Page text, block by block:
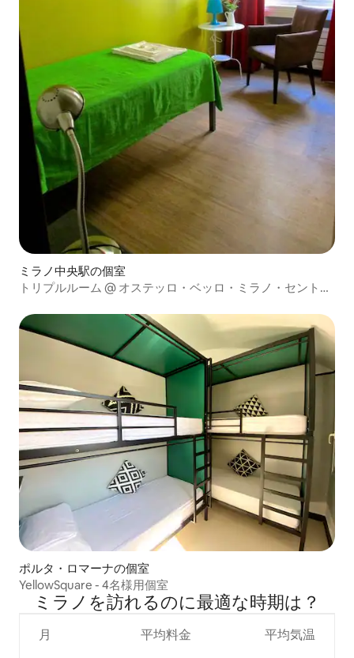
ミラノ中央駅の個室
トリプルルーム @ オステッロ・ベッロ・ミラノ・セントラ
ポルタ・ロマーナの個室
YellowSquare - 4名様用個室
ミラノを訪⁠れ⁠るの⁠に最⁠適⁠な時⁠期⁠は⁠？
月 平均料金 平均気温